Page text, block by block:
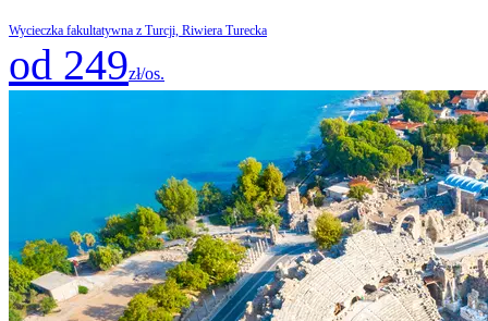
Wycieczka fakultatywna z Turcji, Riwiera Turecka
od 249zł/os.